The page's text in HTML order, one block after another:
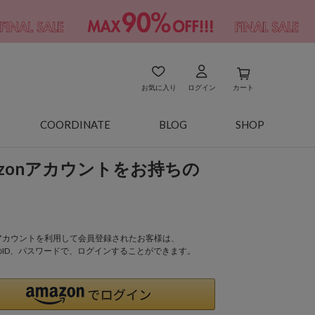
お気に入り ログイン カート
COORDINATE BLOG SHOP
アカウントをお持ちの
ウントを利用して会員登録されたお客様は、
、パスワードで、ログインすることができます。